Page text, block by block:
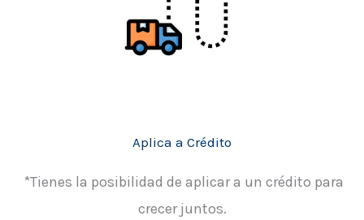
Aplica a Crédito
*Tienes la posibilidad de aplicar a un crédito para
crecer juntos.